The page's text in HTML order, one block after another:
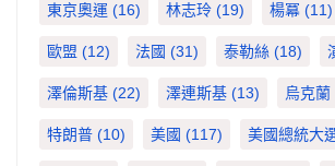
東京奧運 (16) 林志玲 (19) 楊冪 (11)
歐盟 (12) 法國 (31) 泰勒絲 (18)
澤倫斯基 (22) 澤連斯基 (13) 烏克蘭
特朗普 (10) 美國 (117) 美國總統大